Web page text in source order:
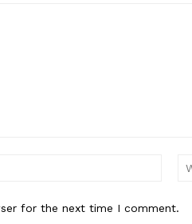
for the next time I comment.